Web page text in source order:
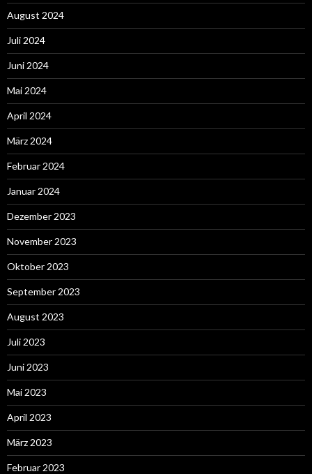
August 2024
Juli 2024
Juni 2024
Mai 2024
April 2024
März 2024
Februar 2024
Januar 2024
Dezember 2023
November 2023
Oktober 2023
September 2023
August 2023
Juli 2023
Juni 2023
Mai 2023
April 2023
März 2023
Februar 2023